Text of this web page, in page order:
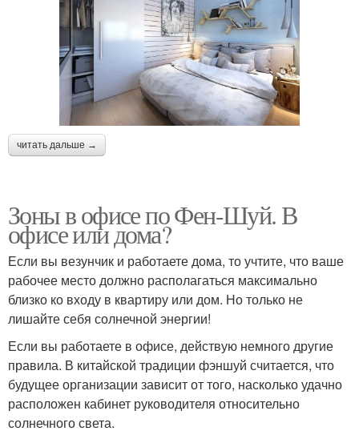
читать дальше →
Зоны в офисе по Фен-Шуй. В
офисе или дома?
Если вы везунчик и работаете дома, то учтите, что ваше
рабочее место должно располагаться максимально
близко ко входу в квартиру или дом. Но только не
лишайте себя солнечной энергии!
Если вы работаете в офисе, действую немного другие
правила. В китайской традиции фэншуй считается, что
будущее организации зависит от того, насколько удачно
расположен кабинет руководителя относительно
солнечного света.